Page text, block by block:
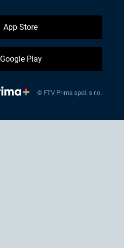
App Store
Google Play
© FTV Prima spol. s r.o.